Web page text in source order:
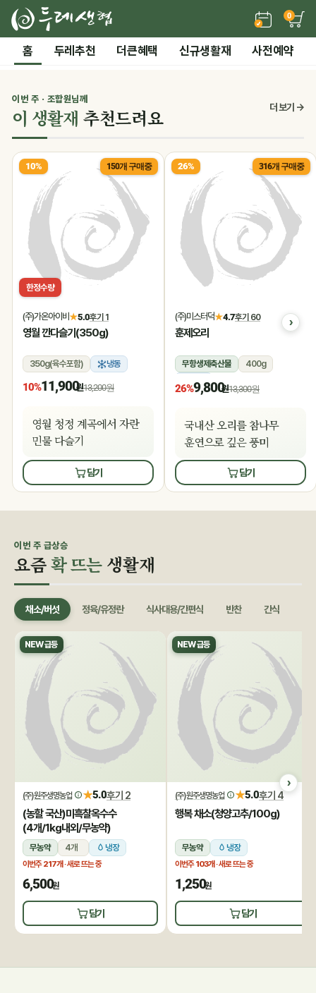
0
홈 두레추천 더큰혜택 신규생활재 사전예약
시즌기획
말복 더위까지! 끝장 보양 특가
든든한 간편 보양식 →
‹
2 / 7 전체 보기
0
이번 주 · 조합원님께
이 생활재 추천드려요 더 보기 →
10% 150개 구매중
한정수량
(주)가온아이비 ★5.0후기 1
영월 깐다슬기(350g)
350g(육수포함) 냉동
10%11,900원13,200원
영월 청정 계곡에서 자란
민물 다슬기
담기
26% 316개 구매중
(주)미스터덕★4.7후기 60
훈제오리
무항생제축산물
400g
냉동
26%9,800원13,300원
국내산 오리를 참나무
훈연으로 깊은 풍미
담기
이번 주 급상승
요즘확 뜨는생활재
채소/버섯 정육/유정란 식사대용/간편식 반찬 간식
NEW 급등
(주)원주생명농업 ★5.0후기 2
(농할 국산)미흑찰옥수수
(4개/1kg내외/무농약)
무농약 4개 냉장
이번주217개 · 새로 뜨는 중
6,500원
담기
NEW 급등
(주)원주생명농업 ★5.0후기 4
행복 채소(청양고추/100g)
무농약 냉장
이번주103개 · 새로 뜨는 중
1,250원
담기